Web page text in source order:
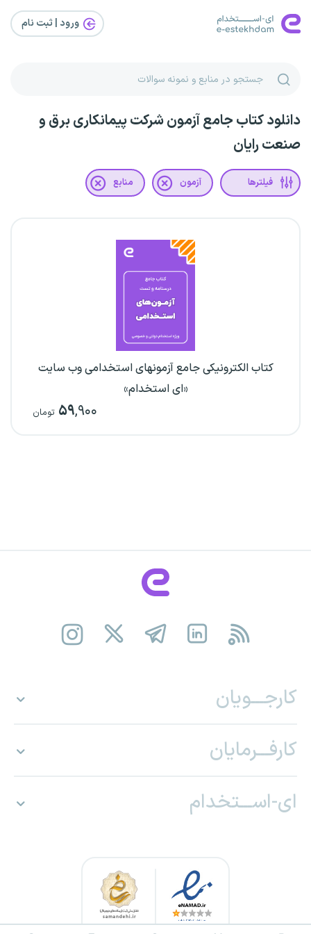
ورود | ثبت‌ نام
دانلود کتاب جامع آزمون شرکت پیمانکاری برق و
صنعت رایان
فیلترها آزمون منابع
کتاب الکترونیکی جامع آزمونهای استخدامی وب سایت
«ای استخدام»
۵۹,۹۰۰ تومان
کارجـــویان
کارفـــرمایان
ای-اســـتخدام